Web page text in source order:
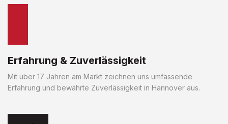
Erfahrung & Zuverlässigkeit
Mit über 17 Jahren am Markt zeichnen uns umfassende
Erfahrung und bewährte Zuverlässigkeit in Hannover aus.